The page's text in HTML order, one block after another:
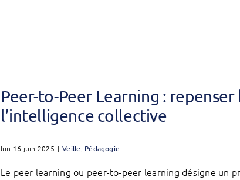
Peer-to-Peer Learning :
l’intelligence collective
lun 16 juin 2025 | Veille, Pédagogie
Le peer learning ou peer-to-peer learning désigne un